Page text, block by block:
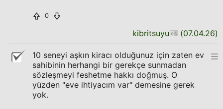
0
kibritsuyu (07.04.26)
10 seneyi aşkın kiracı olduğunuz için zaten ev
sahibinin herhangi bir gerekçe sunmadan
sözleşmeyi feshetme hakkı doğmuş. O
yüzden "eve ihtiyacım var" demesine gerek
yok.